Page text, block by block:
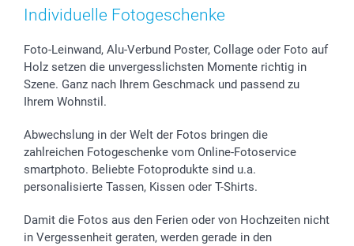
Zubehör & Material
Sticker & Etiketten
Geschenk-Gutscheine (PDF)
AGB
Presse
Partnerprogramme
Investor Relations
Widerrufsrecht
Muttertag
Kommunion & Konfirmation
Hochzeit
Geburtstag
Zu allen Anlässen
Preise und Versandkosten
48h Lieferung
Zahlungsmöglichkeiten
Anmelden /Registrieren
Status der Bestellung
smartfriends
smartgarantie
smartbonus
Individuelle Fotogeschenke
Foto-Leinwand, Alu-Verbund Poster, Collage oder Foto auf
Holz setzen die unvergesslichsten Momente richtig in
Szene. Ganz nach Ihrem Geschmack und passend zu
Ihrem Wohnstil.
Abwechslung in der Welt der Fotos bringen die
zahlreichen Fotogeschenke vom Online-Fotoservice
smartphoto. Beliebte Fotoprodukte sind u.a.
personalisierte Tassen, Kissen oder T-Shirts.
Damit die Fotos aus den Ferien oder von Hochzeiten nicht
in Vergessenheit geraten, werden gerade in den